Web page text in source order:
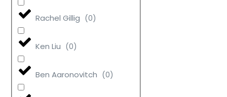
Rachel Gillig (0)
Ken Liu (0)
Ben Aaronovitch (0)